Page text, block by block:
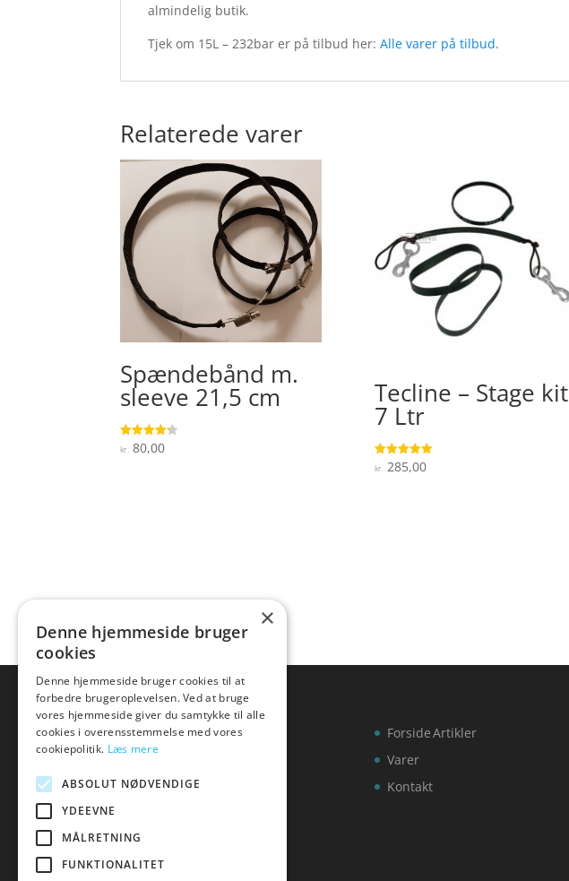
almindelig butik.
Tjek om 15L – 232bar er på tilbud her:Alle varer på tilbud.
Relaterede varer
Spændebånd m.
sleeve 21,5 cm
Vurderet
4.2
kr. 80,00
Tecline – Stage kit
7 Ltr
Vurderet
5
kr.285,00
Forside
Varer
Kontakt
Artikler
×
Denne hjemmeside bruger
cookies
Denne hjemmeside bruger cookies til at
forbedre brugeroplevelsen. Ved at bruge
vores hjemmeside giver du samtykke til alle
cookies i overensstemmelse med vores
cookiepolitik. Læs mere
ABSOLUT NØDVENDIGE
YDEEVNE
MÅLRETNING
FUNKTIONALITET